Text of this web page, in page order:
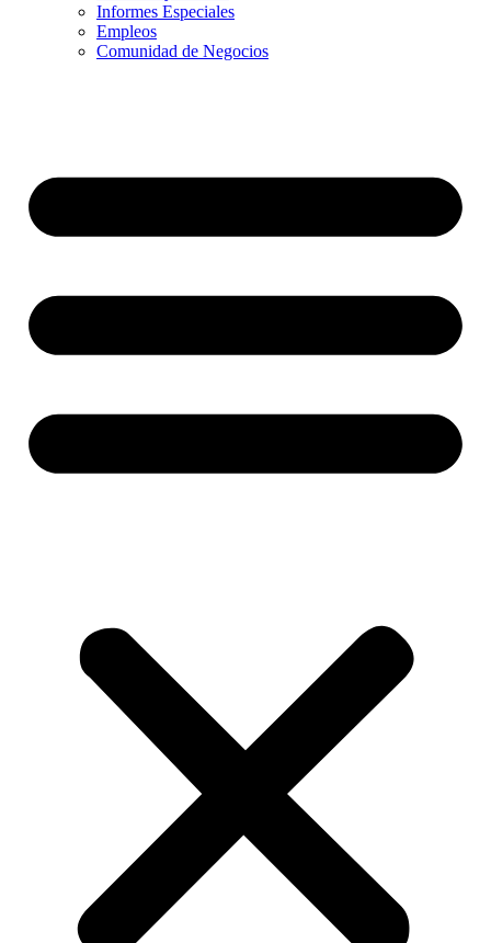
Informes Especiales
Empleos
Comunidad de Negocios